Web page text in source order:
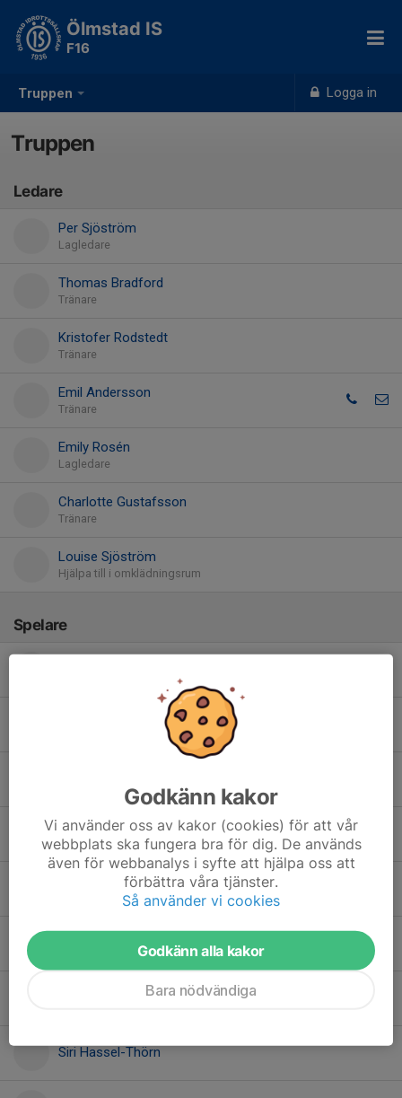
Truppen Logga in
Ölmstad IS
F16
Truppen
Ledare
Per Sjöström
Lagledare
Thomas Bradford
Tränare
Kristofer Rodstedt
Tränare
Emil Andersson
Tränare
Emily Rosén
Lagledare
Charlotte Gustafsson
Tränare
Louise Sjöström
Hjälpa till i omklädningsrum
Spelare
Emilia Hagbardsson
Ilse Gustafsson
Jamilia Hochmuth
Juni Östergren
Siri Hassel-Thörn
Godkänn kakor
Vi använder oss av kakor (cookies) för att vår
webbplats ska fungera bra för dig. De används
även för webbanalys i syfte att hjälpa oss att
förbättra våra tjänster.
Så använder vi cookies
Godkänn alla kakor
Bara nödvändiga